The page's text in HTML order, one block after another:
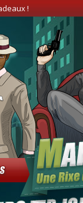
!